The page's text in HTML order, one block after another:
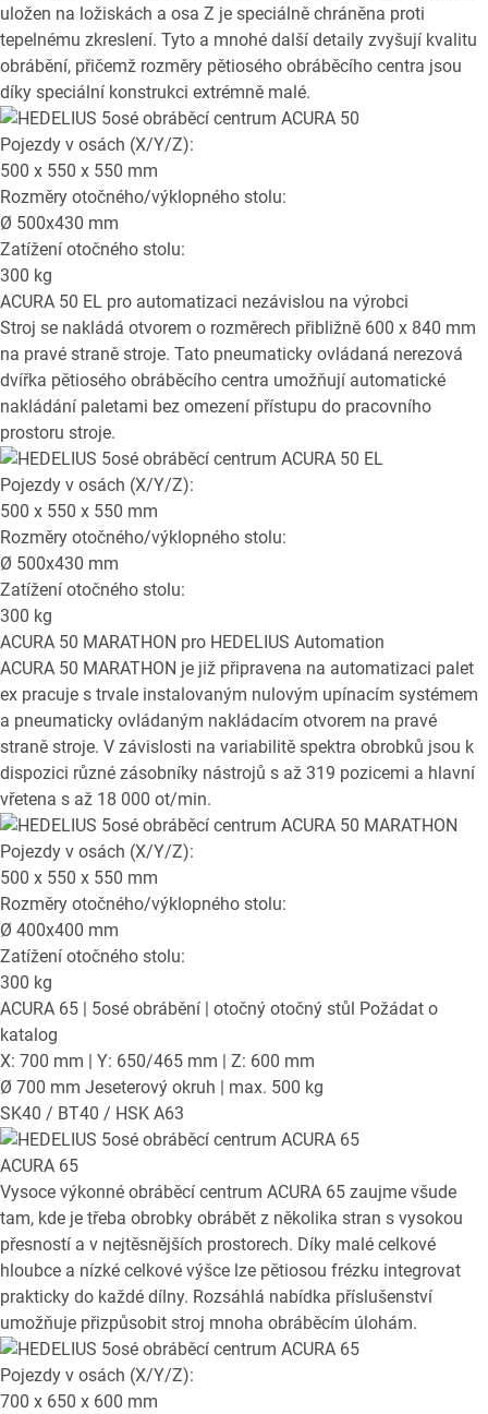
uložen na ložiskách a osa Z je speciálně chráněna proti
tepelnému zkreslení. Tyto a mnohé další detaily zvyšují kvalitu
obrábění, přičemž rozměry pětiosého obráběcího centra jsou
díky speciální konstrukci extrémně malé.
Pojezdy v osách (X/Y/Z):
500 x 550 x 550 mm
Rozměry otočného/výklopného stolu:
Ø 500x430 mm
Zatížení otočného stolu:
300 kg
ACURA 50 EL pro automatizaci nezávislou na výrobci
Stroj se nakládá otvorem o rozměrech přibližně 600 x 840 mm
na pravé straně stroje. Tato pneumaticky ovládaná nerezová
dvířka pětiosého obráběcího centra umožňují automatické
nakládání paletami bez omezení přístupu do pracovního
prostoru stroje.
Pojezdy v osách (X/Y/Z):
500 x 550 x 550 mm
Rozměry otočného/výklopného stolu:
Ø 500x430 mm
Zatížení otočného stolu:
300 kg
ACURA 50 MARATHON pro HEDELIUS Automation
ACURA 50 MARATHON je již připravena na automatizaci palet
ex pracuje s trvale instalovaným nulovým upínacím systémem
a pneumaticky ovládaným nakládacím otvorem na pravé
straně stroje. V závislosti na variabilitě spektra obrobků jsou k
dispozici různé zásobníky nástrojů s až 319 pozicemi a hlavní
vřetena s až 18 000 ot/min.
Pojezdy v osách (X/Y/Z):
500 x 550 x 550 mm
Rozměry otočného/výklopného stolu:
Ø 400x400 mm
Zatížení otočného stolu:
300 kg
ACURA 65 | 5osé obrábění | otočný otočný stůl Požádat o
katalog
X: 700 mm | Y: 650/465 mm | Z: 600 mm
Ø 700 mm Jeseterový okruh | max. 500 kg
SK40 / BT40 / HSK A63
ACURA 65
Vysoce výkonné obráběcí centrum ACURA 65 zaujme všude
tam, kde je třeba obrobky obrábět z několika stran s vysokou
přesností a v nejtěsnějších prostorech. Díky malé celkové
hloubce a nízké celkové výšce lze pětiosou frézku integrovat
prakticky do každé dílny. Rozsáhlá nabídka příslušenství
umožňuje přizpůsobit stroj mnoha obráběcím úlohám.
Pojezdy v osách (X/Y/Z):
700 x 650 x 600 mm